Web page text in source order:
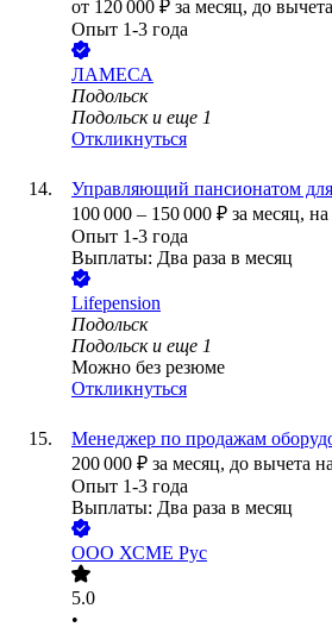
от 120 000 ₽ за месяц, до
Опыт 1-3 года
ЛАМЕСА
Подольск
Подольск и еще 1
Откликнуться
Управляющий пансионатом
100 000 – 150 000 ₽ за месяц, на
Опыт 1-3 года
Выплаты: Два раза в месяц
Lifepension
Подольск
Подольск и еще 1
Можно без резюме
Откликнуться
Менеджер по продажам
200 000 ₽ за месяц, до вычета
Опыт 1-3 года
Выплаты: Два раза в месяц
ООО ХСМЕ Рус
5.0
•